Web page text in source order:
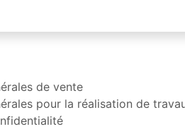
de vente
pour la réalisation de